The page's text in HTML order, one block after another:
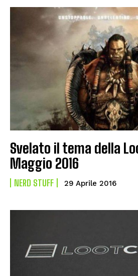
Svelato il tema della
Maggio 2016
NERD STUFF 29 Aprile 2016